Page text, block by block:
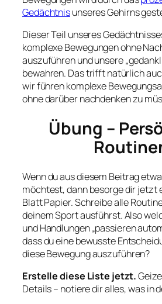
Gedächtnisunseres Gehirns
Dieser Teil unseres
komplexe Bewegungen ohne
auszuführen und unsere
bewahren. Das trifft natürlich
wir führen komplexe
ohne darüber nachdenken zu
Übung –
Wenn du aus diesem Beitrag
möchtest, dann besorge dir jetzt
Blatt Papier. Schreibe alle
deinem Sport ausführst. Also
und Handlungen „passieren
dass du eine bewusste
diese Bewegung auszuführen?
Erstelle diese Liste jetzt.
Details – notiere dir alles, was in